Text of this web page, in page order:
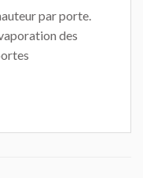
par porte.
des